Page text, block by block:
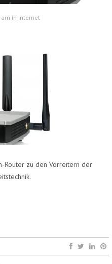
am in Internet
Router zu den Vorreitern der